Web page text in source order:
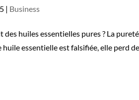
| Business
huiles essentielles pures ? La
essentielle est falsifiée, elle perd